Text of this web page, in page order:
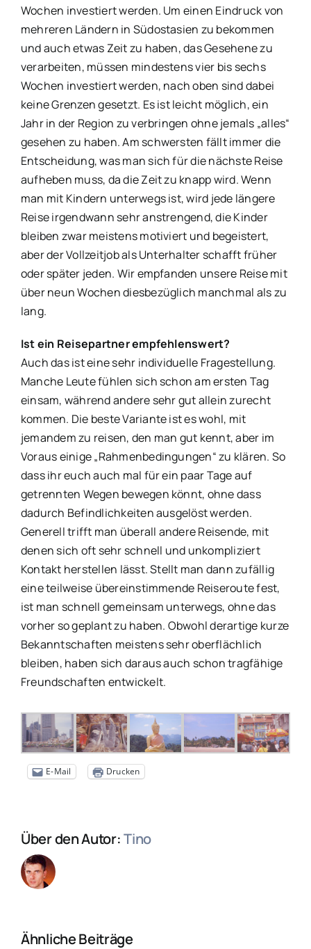
Wochen investiert werden. Um einen Eindruck von
mehreren Ländern in Südostasien zu bekommen
und auch etwas Zeit zu haben, das Gesehene zu
verarbeiten, müssen mindestens vier bis sechs
Wochen investiert werden, nach oben sind dabei
keine Grenzen gesetzt. Es ist leicht möglich, ein
Jahr in der Region zu verbringen ohne jemals „alles“
gesehen zu haben. Am schwersten fällt immer die
Entscheidung, was man sich für die nächste Reise
aufheben muss, da die Zeit zu knapp wird. Wenn
man mit Kindern unterwegs ist, wird jede längere
Reise irgendwann sehr anstrengend, die Kinder
bleiben zwar meistens motiviert und begeistert,
aber der Vollzeitjob als Unterhalter schafft früher
oder später jeden. Wir empfanden unsere Reise mit
über neun Wochen diesbezüglich manchmal als zu
lang.
Ist ein Reisepartner empfehlenswert?
Auch das ist eine sehr individuelle Fragestellung.
Manche Leute fühlen sich schon am ersten Tag
einsam, während andere sehr gut allein zurecht
kommen. Die beste Variante ist es wohl, mit
jemandem zu reisen, den man gut kennt, aber im
Voraus einige „Rahmenbedingungen“ zu klären. So
dass ihr euch auch mal für ein paar Tage auf
getrennten Wegen bewegen könnt, ohne dass
dadurch Befindlichkeiten ausgelöst werden.
Generell trifft man überall andere Reisende, mit
denen sich oft sehr schnell und unkompliziert
Kontakt herstellen lässt. Stellt man dann zufällig
eine teilweise übereinstimmende Reiseroute fest,
ist man schnell gemeinsam unterwegs, ohne das
vorher so geplant zu haben. Obwohl derartige kurze
Bekanntschaften meistens sehr oberflächlich
bleiben, haben sich daraus auch schon tragfähige
Freundschaften entwickelt.
E-Mail Drucken
Über den Autor:Tino
Ähnliche Beiträge